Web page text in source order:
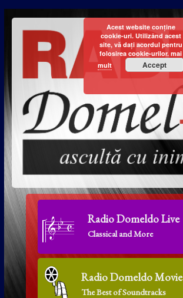
Radio Domeldo Live
Classical and More
Radio Domeldo Movie
The Best of Soundtracks
Acest website conține
cookie-uri. Utilizând acest
site, vă dați acordul pentru
folosirea cookie-urilor. mai
mult
Accept